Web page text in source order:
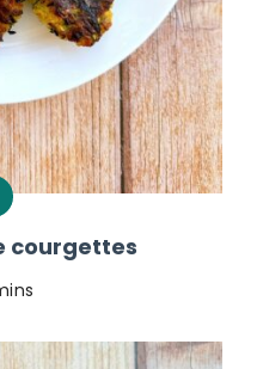
courgettes